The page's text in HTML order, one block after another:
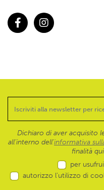
Dichiaro di aver acquisito
all’interno dell'informativa
finalità
per
autorizzo l’utilizzo di